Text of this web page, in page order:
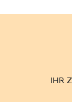
IHR